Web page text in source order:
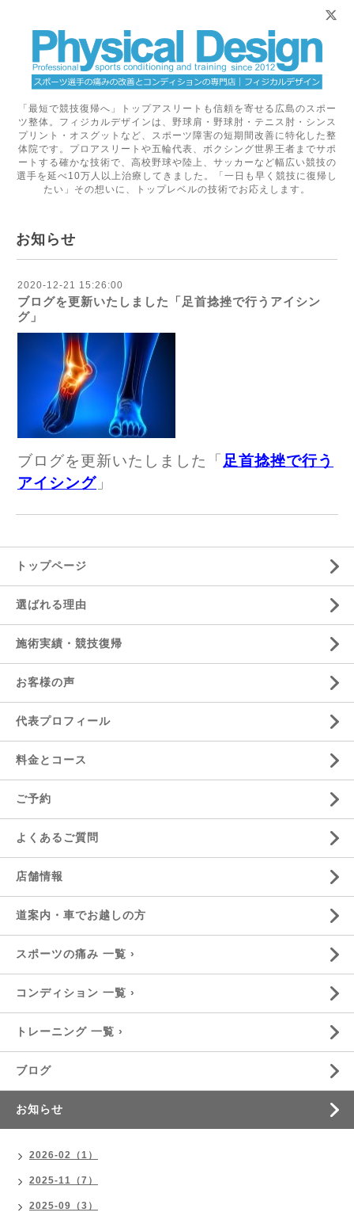
「最短で競技復帰へ」トップアスリートも信頼を寄せる広島のスポー
ツ整体。フィジカルデザインは、野球肩・野球肘・テニス肘・シンス
プリント・オスグットなど、スポーツ障害の短期間改善に特化した整
体院です。プロアスリートや五輪代表、ボクシング世界王者までサポ
ートする確かな技術で、高校野球や陸上、サッカーなど幅広い競技の
選手を延べ10万人以上治療してきました。「一日も早く競技に復帰し
たい」その想いに、トップレベルの技術でお応えします。
お知らせ
2020-12-21 15:26:00
ブログを更新いたしました「足首捻挫で行うアイシン
グ」
ブログを更新いたしました「 足首捻挫で行う
アイシング 」
トップページ
選ばれる理由
施術実績・競技復帰
お客様の声
代表プロフィール
料金とコース
ご予約
よくあるご質問
店舗情報
道案内・車でお越しの方
スポーツの痛み 一覧 ›
コンディション 一覧 ›
トレーニング 一覧 ›
ブログ
お知らせ
2026-02（1）
2025-11（7）
2025-09（3）